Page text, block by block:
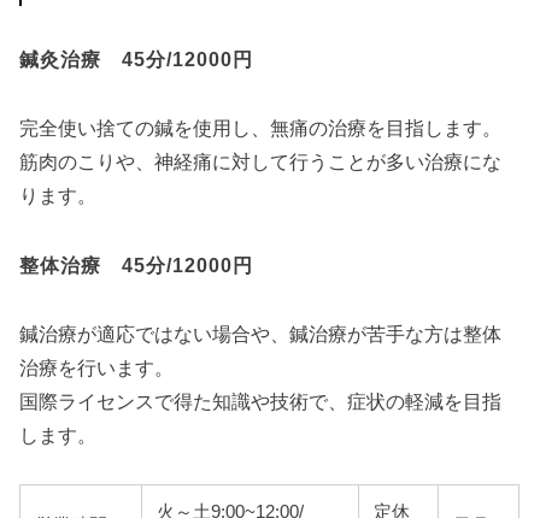
鍼灸治療 45分/12000円
完全使い捨ての鍼を使用し、無痛の治療を目指します。
筋肉のこりや、神経痛に対して行うことが多い治療にな
ります。
整体治療 45分/12000円
鍼治療が適応ではない場合や、鍼治療が苦手な方は整体
治療を行います。
国際ライセンスで得た知識や技術で、症状の軽減を目指
します。
火～土9:00~12:00/
定休